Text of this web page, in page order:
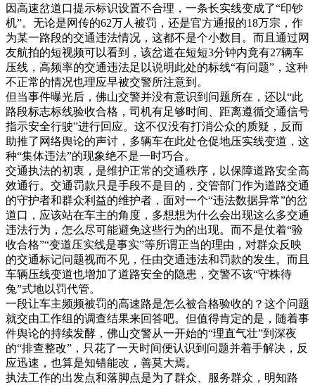
因高速岔道口提示标识设置不合理，一条长实线变成了“印钞
机”。无论是网传的62万人被罚，还是官方通报的18万宗，作
为某一路段的交通违法情况，这都不是个小数目。而且通过网
友航拍的短视频可以看到，该岔道在短短3分钟内竟有27辆车
压线，高频率的交通违法足以说明此处的标线“有问题”，这种
不正常的情况也理应早被交警所注意到。
但当事件曝光后，佛山交警并没有意识到问题所在，还以“此
路段标志标线验收合格，司机有足够时间、距离遵循交通信号
指示安全行驶”进行回应。这不仅没有打消公众的质疑，反而
助推了网络舆论的声讨，多辆车在此处仓促地压实线变道，这
种“集体违法”的现象绝不是一时巧合。
交通执法的初衷，是维护正常的交通秩序，以保障道路安全高
效通行。交通罚款只是手段不是目的，交管部门作为道路交通
的守护者和群众利益的维护者，面对一个“违法数据异常”的岔
道口，应该站在车主的角度，多想想为什么会出现这么多交通
违法行为，怎么尽可能避免这些行为的出现。而不是仗着“验
收合格”“变道压实线是事实”等所谓正当的理由，对群众反映
的交通标记问题视而不见，任由交通违法和罚款的发生。而且
车辆压线变道也增加了道路安全的隐患，交警不该“守株待
兔”式地以罚代管。
一段让车主频频被罚的高速路是怎么被合格验收的？这个问题
就交由工作组的调查结果来回答吧。但值得肯定的是，随着事
件舆论的持续发酵，佛山交警从一开始的“理直气壮”到深夜
的“排查整改”，只花了一天时间便认识到问题并着手解决，反
应迅速，也算是知错能改，善莫大焉。
执法工作的出发点和落脚点是为了群众、服务群众，明知路